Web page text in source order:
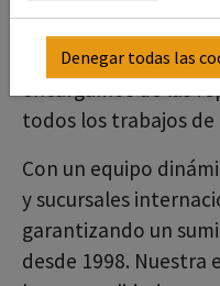
deconta le ofrece
además de la
todos los trabajos
Con un equipo
y sucursales
garantizando un
desde 1998. Nuestra
Denegar todas las